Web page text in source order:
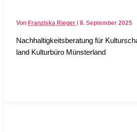
Von Franziska Rieger / 8. September 2025
Nach­hal­tig­keits­be­ra­tung für
land Kul­tur­bü­ro Müns­ter­land